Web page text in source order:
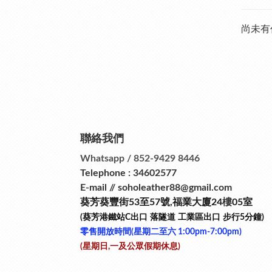
尚未
聯絡我們
Whatsapp / 852-9429 8446
Telephone : 34602577
E-mail // soholeather88@gmail.com
葵芳葵豐街53至57號,福業大廈24樓05室
(葵芳港鐵站C出口 落隧道 工業區出口 步行5分鐘)
零售開放時間(星期二至六​ 1:00pm-7:00pm)
(星期日,一及公眾假期休息)